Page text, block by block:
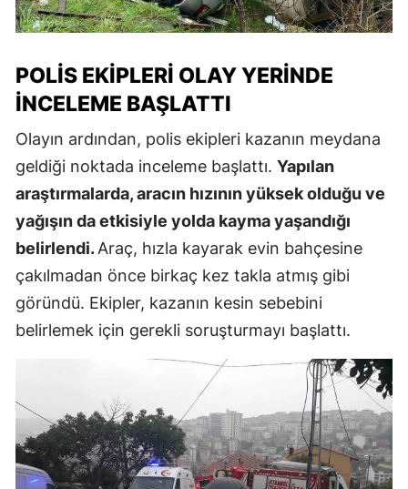
POLIS EKIPLERI OLAY YERINDE
İNCELEME BAŞLATTI
Olayın ardından, polis ekipleri kazanın meydana
geldiği noktada inceleme başlattı. Yapılan
araştırmalarda, aracın hızının yüksek olduğu ve
yağışın da etkisiyle yolda kayma yaşandığı
belirlendi.Araç, hızla kayarak evin bahçesine
çakılmadan önce birkaç kez takla atmış gibi
göründü. Ekipler, kazanın kesin sebebini
belirlemek için gerekli soruşturmayı başlattı.